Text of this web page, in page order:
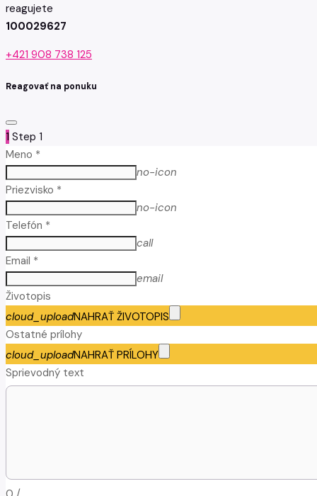
reagujete
100029627
+421 908 738 125
Reagovať na ponuku
1 Step 1
Meno *
no-icon
Priezvisko *
no-icon
Telefón *
call
Email *
email
Životopis
cloud_uploadNAHRAŤ ŽIVOTOPIS
Ostatné prílohy
cloud_uploadNAHRAŤ PRÍLOHY
Sprievodný text